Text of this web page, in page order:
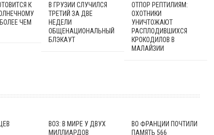
К
ЧЕМ
В ГРУЗИИ СЛУЧИЛСЯ
ТРЕТИЙ ЗА ДВЕ
НЕДЕЛИ
ОБЩЕНАЦИОНАЛЬНЫЙ
БЛЭКАУТ
ОТПОР РЕПТИЛИЯМ:
ОХОТНИКИ
УНИЧТОЖАЮТ
РАСПЛОДИВШИХСЯ
КРОКОДИЛОВ В
МАЛАЙЗИИ
ВОЗ: В МИРЕ У ДВУХ
МИЛЛИАРДОВ
ВО ФРАНЦИИ ПОЧТИЛИ
ПАМЯТЬ 566